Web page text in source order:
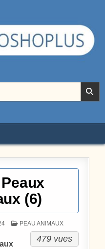
(6)
POSTÉ DANS
PEAU ANIMAUX
479 vues